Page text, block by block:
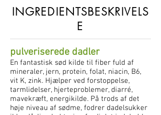
INGREDIENTSBESKRIVELS
E
pulveriserede dadler
En fantastisk sød kilde til fiber fuld af
mineraler, jern, protein, folat, niacin, B6,
vit K, zink. Hjælper ved forstoppelse,
tarmlidelser, hjerteproblemer, diarré,
mavekræft, energikilde. På trods af det
høje niveau af sødme, fodrer dadelsukker